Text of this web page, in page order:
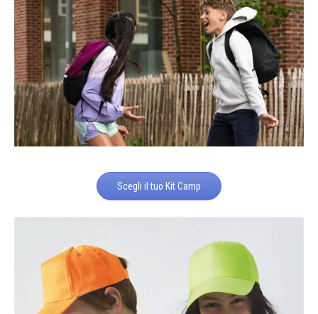
Scegli il tuo Kit Camp